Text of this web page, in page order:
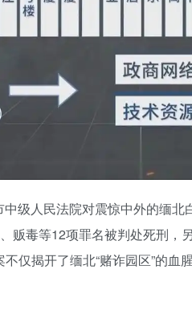
级人民法院对震惊中外的缅
贩毒等12项罪名被判处死刑，
仅揭开了缅北“赌诈园区”的